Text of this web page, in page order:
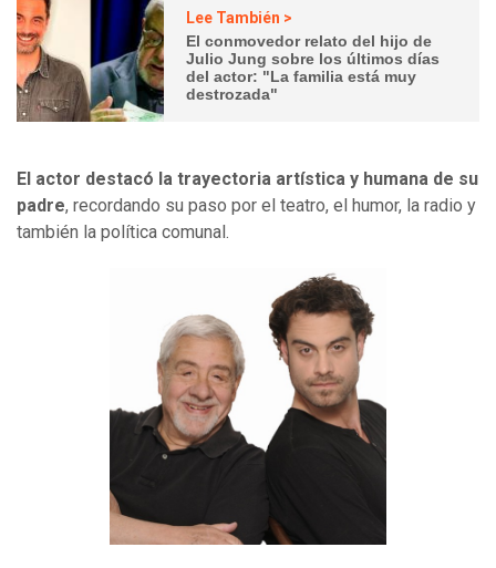
Lee También >
El conmovedor relato del hijo de
Julio Jung sobre los últimos días
del actor: "La familia está muy
destrozada"
El actor destacó la trayectoria artística y humana de su
padre, recordando su paso por el teatro, el humor, la radio y
también la política comunal.